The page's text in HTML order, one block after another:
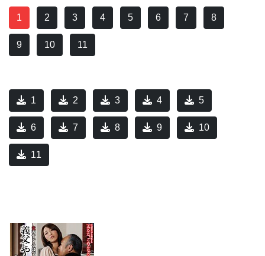
1 2 3 4 5 6 7 8
9 10 11
1 2 3 4 5
6 7 8 9 10
11